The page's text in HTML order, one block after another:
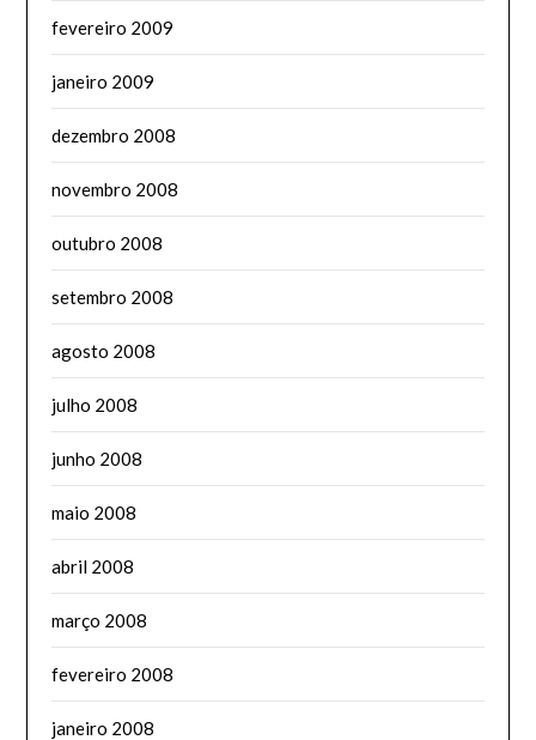
fevereiro 2009
janeiro 2009
dezembro 2008
novembro 2008
outubro 2008
setembro 2008
agosto 2008
julho 2008
junho 2008
maio 2008
abril 2008
março 2008
fevereiro 2008
janeiro 2008